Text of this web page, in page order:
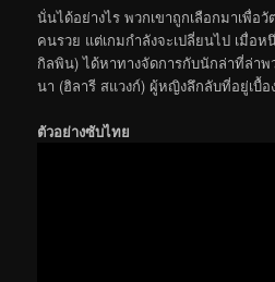
นั่นได้อย่างไร พวกเขาถูกเลือกมาเพื่อ
คนรวย แต่เกมกำลังจะเปลี่ยนไป เมื่อ
กิลพิน) ได้หาทางจัดการกับนักล่าที่ล่าพ
นา (ฮิลารี สแวงก์) ผู้หญิงลึกลับที่อยู่เบื้อ
ตัวอย่างซับไทย